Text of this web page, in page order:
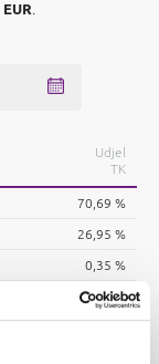
EUR
Udjel
TK
70,69 %
26,95 %
0,35 %
2,02 %